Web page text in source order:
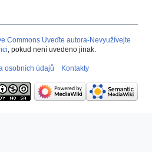
Commons Uveďte autora-Nevyužívejte
, pokud není uvedeno jinak.
osobních údajů Kontakty